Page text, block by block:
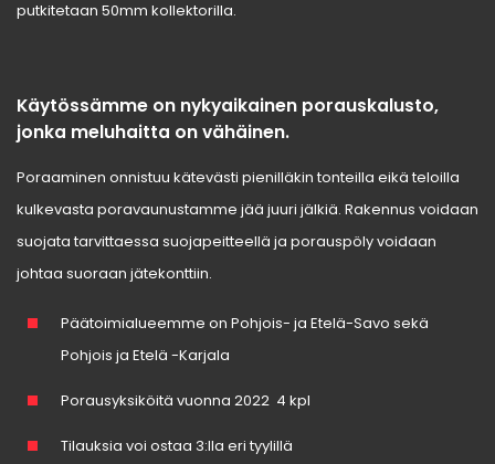
putkitetaan 50mm kollektorilla.
Käytössämme on nykyaikainen porauskalusto,
jonka meluhaitta on vähäinen.
Poraaminen onnistuu kätevästi pienilläkin tonteilla eikä teloilla
kulkevasta poravaunustamme jää juuri jälkiä. Rakennus voidaan
suojata tarvittaessa suojapeitteellä ja porauspöly voidaan
johtaa suoraan jätekonttiin.
Päätoimialueemme on Pohjois- ja Etelä-Savo sekä
Pohjois ja Etelä -Karjala
Porausyksiköitä vuonna 2022 4 kpl
Tilauksia voi ostaa 3:lla eri tyylillä